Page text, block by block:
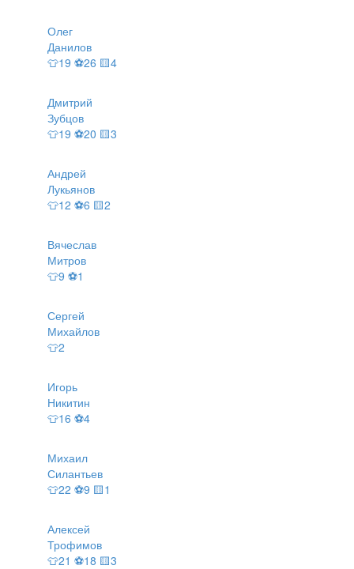
Олег
Данилов
👕19 ⚽26 🟨4
Дмитрий
Зубцов
👕19 ⚽20 🟨3
Андрей
Лукьянов
👕12 ⚽6 🟨2
Вячеслав
Митров
👕9 ⚽1
Сергей
Михайлов
👕2
Игорь
Никитин
👕16 ⚽4
Михаил
Силантьев
👕22 ⚽9 🟨1
Алексей
Трофимов
👕21 ⚽18 🟨3